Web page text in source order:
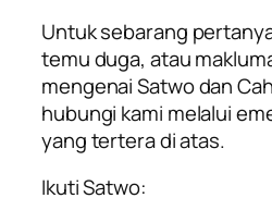
Untuk sebarang
temu duga, atau
mengenai Satwo dan
hubungi kami melalui
yang tertera di atas.
Ikuti Satwo: